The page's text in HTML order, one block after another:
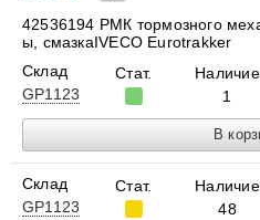
42536194 РМК тормозного
ы, смазкаIVECO Eurotrakker
Склад
GP1123
Стат.
Наличие
1
Склад
GP1123
Стат.
Наличие
48